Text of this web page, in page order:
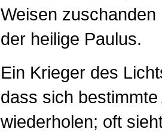
Weisen zuschanden
der heilige Paulus.
Ein Krieger des
dass sich
wiederholen; oft